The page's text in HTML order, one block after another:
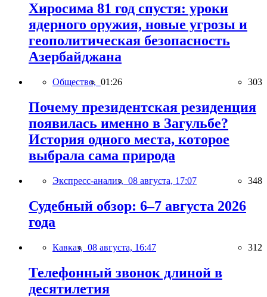
Хиросима 81 год спустя: уроки
ядерного оружия, новые угрозы и
геополитическая безопасность
Азербайджана
Общество, 01:26 303
Почему президентская резиденция
появилась именно в Загульбе?
История одного места, которое
выбрала сама природа
Экспресс-анализ, 08 августа, 17:07 348
Судебный обзор: 6–7 августа 2026
года
Кавказ, 08 августа, 16:47 312
Телефонный звонок длиной в
десятилетия